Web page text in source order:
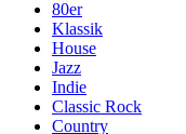
80er
Klassik
House
Jazz
Indie
Classic Rock
Country